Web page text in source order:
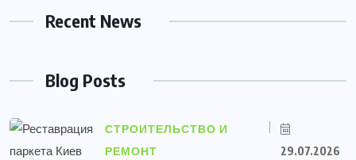
Recent News
Blog Posts
СТРОИТЕЛЬСТВО И
РЕМОНТ
29.07.2026